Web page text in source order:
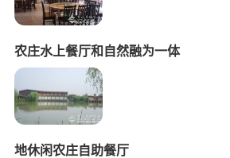
农庄水上餐厅和自然融为一体
地休闲农庄自助餐厅